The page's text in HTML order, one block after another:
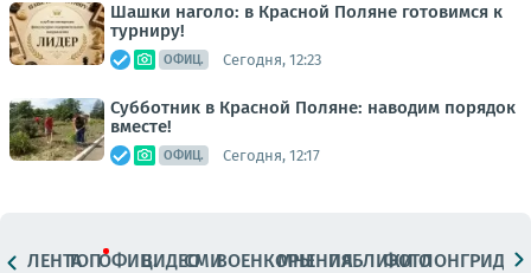
Шашки наголо: в Красной Поляне готовимся к
турниру!
ОФИЦ. Сегодня, 12:23
Субботник в Красной Поляне: наводим порядок
вместе!
ОФИЦ. Сегодня, 12:17
ЛЕНТАТОПОФИЦ.ВИДЕОСМИВОЕНКОРЫМНЕНИЯПАБЛИКИ
ФОТОЛОНГРИДЫ